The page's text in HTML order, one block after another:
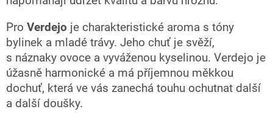
Pro Verdejo je charakteristické aroma s tóny
bylinek a mladé trávy. Jeho chuť je svěží,
s náznaky ovoce a vyváženou kyselinou. Verdejo je
úžasně harmonické a má příjemnou měkkou
dochuť, která ve vás zanechá touhu ochutnat další
a další doušky.